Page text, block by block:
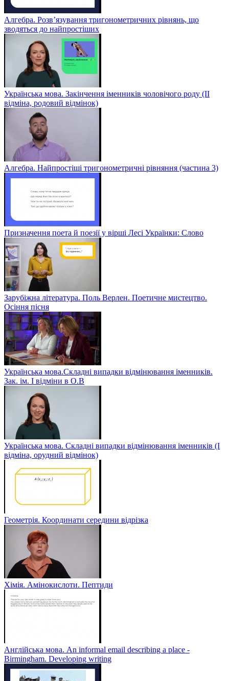
Алгебра. Розв’язування тригонометричних рівнянь, що
зводяться до найпростіших
Українська мова. Закінчення іменників чоловічого роду (ІІ
відміна, родовий відмінок)
Алгебра. Найпростіші тригонометричні рівняння (частина 3)
Призначення поета й поезії у вірші Лесі Українки: Слово
Зарубіжна література. Поль Верлен. Поетичне мистецтво.
Осіння пісня
Українська мова.Складні випадки відмінювання іменників.
Зак. ім. І відміни в О.В
Українська мова. Складні випадки відмінювання іменників (І
відміна, орудний відмінок)
Геометрія. Координати середини відрізка
Хімія. Амінокислоти. Пептиди
Англійська мова. An informal email describing a place -
Birmingham. Developing writing